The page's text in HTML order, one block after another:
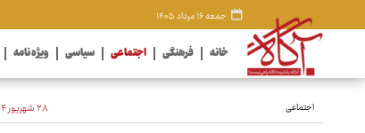
جمعه ۱۶ مرداد ۱۴۰۵
خانه فرهنگی اجتماعی سیاسی ویژه نامه
اجتماعی ۲۸ شهریور ۱۴۰۴ - ۲۳:۱۸